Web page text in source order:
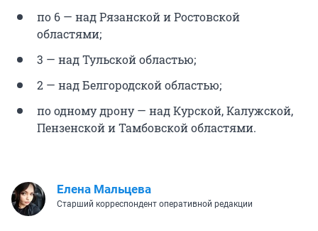
по 6 — над Рязанской и Ростовской
областями;
3 — над Тульской областью;
2 — над Белгородской областью;
по одному дрону — над Курской, Калужской,
Пензенской и Тамбовской областями.
Елена Мальцева
Старший корреспондент оперативной редакции